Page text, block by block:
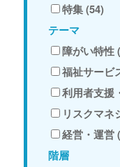
特集 (54)
テーマ
障がい特性
福祉サービ
利用者支援
リスクマネ
経営・運営
階層